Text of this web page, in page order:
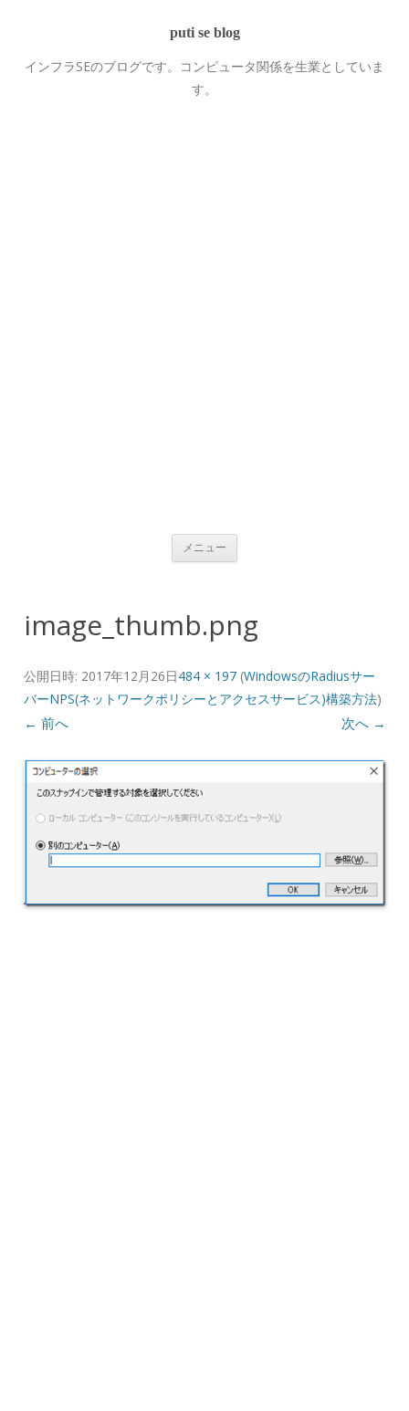
puti se blog
インフラSEのブログです。コンピュータ関係を生業としていま
す。
メニュー コンテンツへ移動
image_thumb.png
公開日時: 2017年12月26日484 × 197(WindowsのRadiusサー
バーNPS(ネットワークポリシーとアクセスサービス)構築方法)
← 前へ 次へ →